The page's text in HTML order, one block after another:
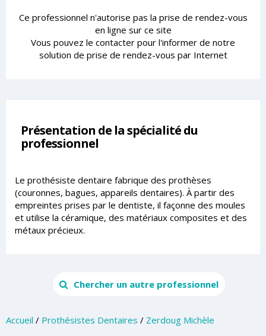
Ce professionnel n'autorise pas la prise de rendez-vous
en ligne sur ce site
Vous pouvez le contacter pour l'informer de notre
solution de prise de rendez-vous par Internet
Présentation de la spécialité du
professionnel
Le prothésiste dentaire fabrique des prothèses
(couronnes, bagues, appareils dentaires). À partir des
empreintes prises par le dentiste, il façonne des moules
et utilise la céramique, des matériaux composites et des
métaux précieux.
Chercher un autre professionnel
Accueil / Prothésistes Dentaires / Zerdoug Michèle